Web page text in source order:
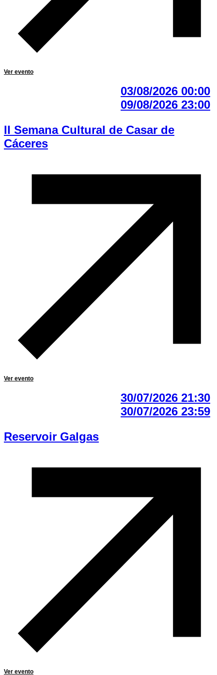
Ver evento
03/08/2026 00:00
09/08/2026 23:00
II Semana Cultural de Casar de
Cáceres
Ver evento
30/07/2026 21:30
30/07/2026 23:59
Reservoir Galgas
Ver evento